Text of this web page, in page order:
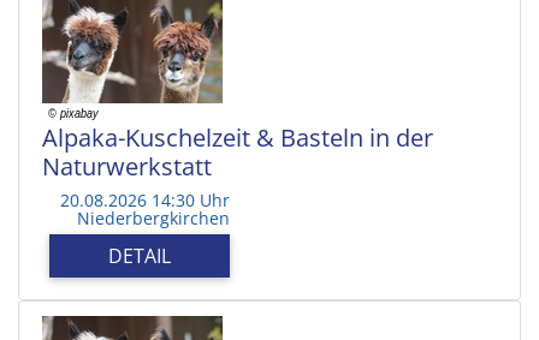
Alpaka-Kuschelzeit & Basteln in der
Naturwerkstatt
20.08.2026 14:30 Uhr
Niederbergkirchen
DETAIL